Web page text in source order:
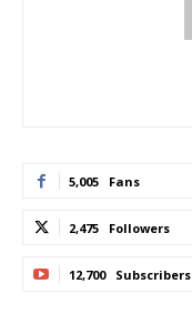
5,005 Fans
2,475 Followers
12,700 Subscribers